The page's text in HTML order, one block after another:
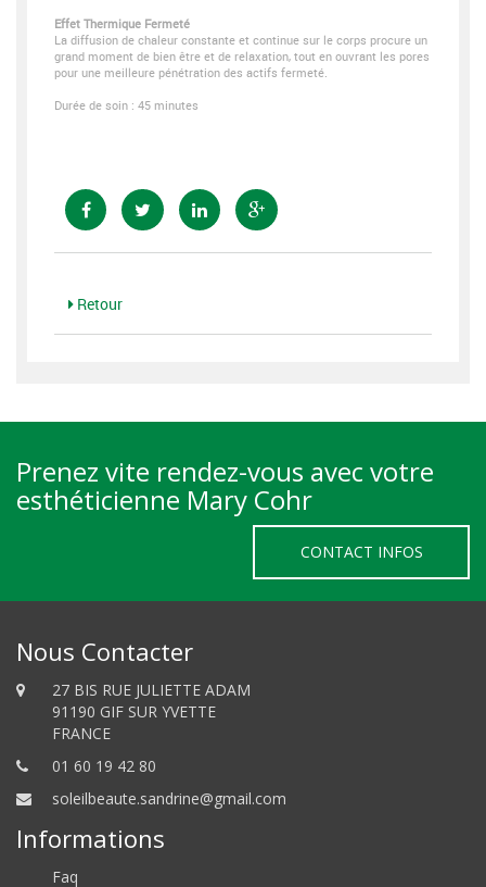
Effet Thermique Fermeté
La diffusion de chaleur constante et continue sur le corps procure un
grand moment de bien être et de relaxation, tout en ouvrant les pores
pour une meilleure pénétration des actifs fermeté.
Durée de soin : 45 minutes
Retour
Prenez vite rendez-vous avec votre
esthéticienne Mary Cohr
CONTACT INFOS
Nous Contacter
27 BIS RUE JULIETTE ADAM
91190 GIF SUR YVETTE
FRANCE
01 60 19 42 80
soleilbeaute.sandrine@gmail.com
Informations
Faq